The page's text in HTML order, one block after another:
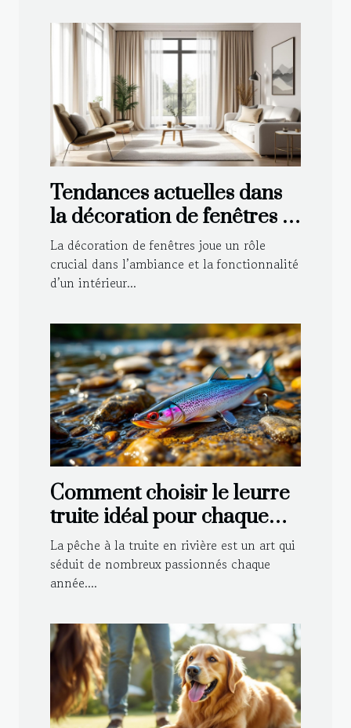
Tendances actuelles dans
la décoration de fenêtres :
Voilages et rideaux
La décoration de fenêtres joue un rôle
crucial dans l’ambiance et la fonctionnalité
d’un intérieur...
Comment choisir le leurre
truite idéal pour chaque
type de rivière ?
La pêche à la truite en rivière est un art qui
séduit de nombreux passionnés chaque
année....